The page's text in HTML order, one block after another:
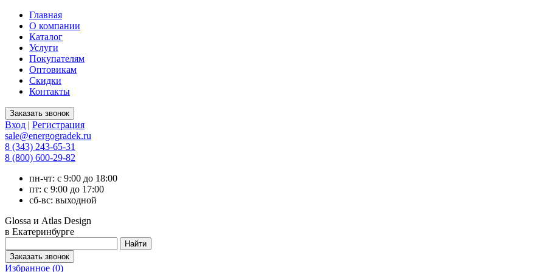
Главная
О компании
Каталог
Услуги
Покупателям
Оптовикам
Скидки
Контакты
Вход | Регистрация
sale@energogradek.ru
8 (343) 243-65-31
8 (800) 600-29-82
пн-чт: с 9:00 до 18:00
пт: с 9:00 до 17:00
сб-вс: выходной
Glossa и Atlas Design
в Екатеринбурге
Избранное (0)